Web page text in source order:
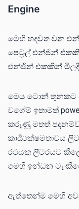
Engine
මෙහි හදවත වන
පෙට්‍රල් එන්ජින්
එන්ජින් එකකින්
මෙය ටොන් තුනකට
වගේම් ඉතාමත්
කරුණූ මතත් පදනම්ව
කාර්‍ය්‍යක්ෂමතාවය
රථයක ලීටරයට
මෙහි ඉන්ධන
ඇත්තෙන්ම මෙහි